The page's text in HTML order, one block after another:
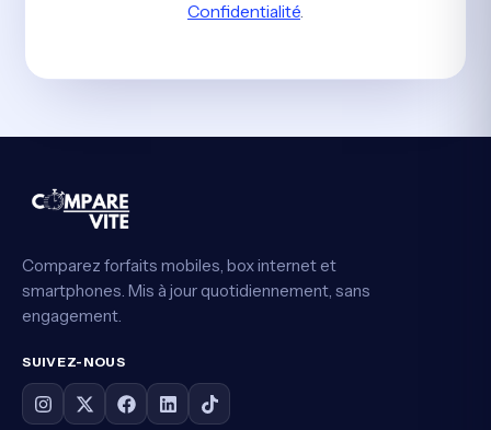
Confidentialité.
Comparez forfaits mobiles, box internet et
smartphones. Mis à jour quotidiennement, sans
engagement.
SUIVEZ-NOUS